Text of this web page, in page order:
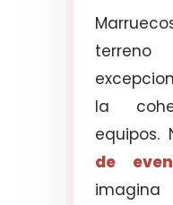
la
equipos.
de